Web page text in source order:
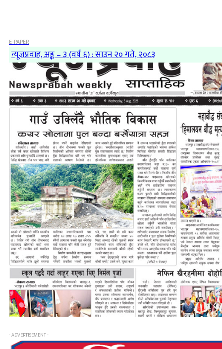
E-PAPER
न्यूजप्रवाह, अङ्क – ३ (वर्ष ६) : साउन २० गते, २०८३
- ADVERTISEMENT -